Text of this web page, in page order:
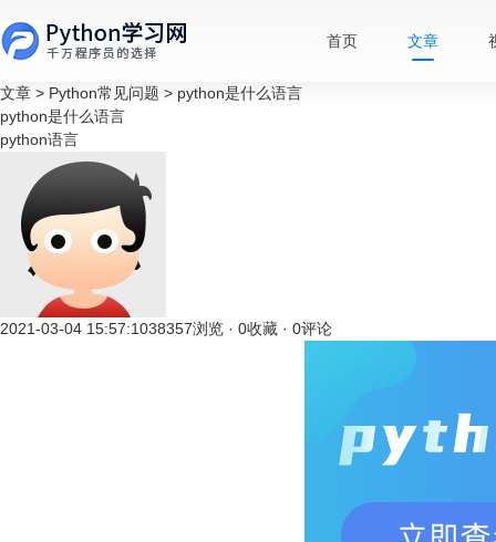
首页 文章
文章 > Python常见问题 > python是什么语言
python是什么语言
python语言
2021-03-04 15:57:1038357浏览 · 0收藏 · 0评论